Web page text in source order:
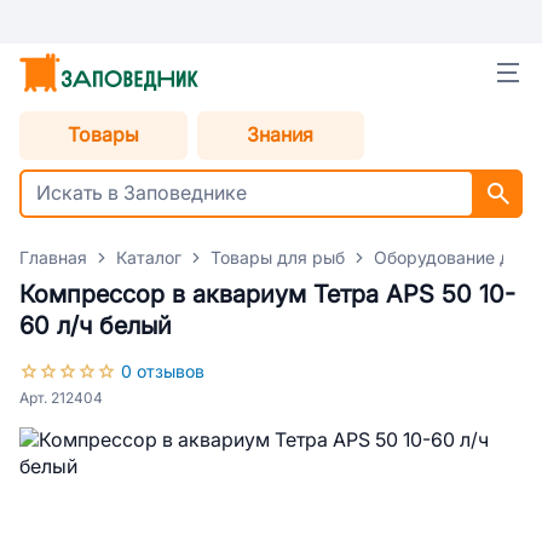
Товары Знания
Главная Каталог Товары для рыб Оборудование для
Компрессор в аквариум Тетра АРS 50 10-
60 л/ч белый
0 отзывов
Арт. 212404